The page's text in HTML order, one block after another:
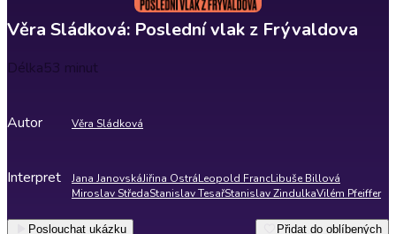
Věra Sládková: Poslední vlak z Frývaldova
Délka53 minut
Autor Věra Sládková
Interpret Jana JanovskáJiřina OstráLeopold FrancLibuše Billová
Miroslav StředaStanislav TesařStanislav ZindulkaVilém Pfeiffer
Poslouchat ukázku Přidat do oblíbených